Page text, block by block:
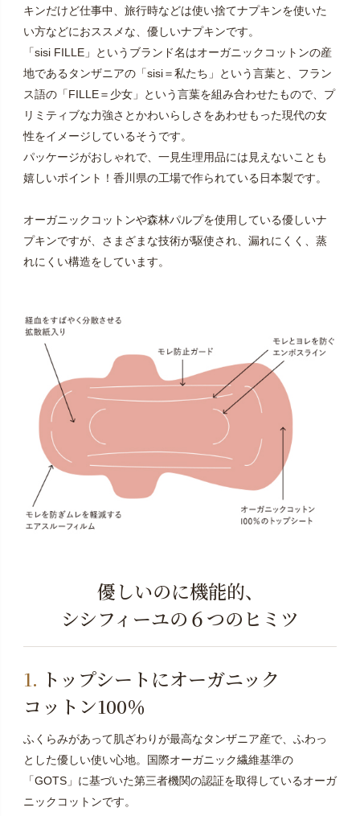
キンだけど仕事中、旅行時などは使い捨てナプキンを使いた
い方などにおススメな、優しいナプキンです。
「sisi FILLE」というブランド名はオーガニックコットンの産
地であるタンザニアの「sisi＝私たち」という言葉と、フラン
ス語の「FILLE＝少女」という言葉を組み合わせたもので、プ
リミティブな力強さとかわいらしさをあわせもった現代の女
性をイメージしているそうです。
パッケージがおしゃれで、一見生理用品には見えないことも
嬉しいポイント！香川県の工場で作られている日本製です。
オーガニックコットンや森林パルプを使用している優しいナ
プキンですが、さまざまな技術が駆使され、漏れにくく、蒸
れにくい構造をしています。
優しいのに機能的、
シシフィーユの６つのヒミツ
トップシートにオーガニック
コットン100％
ふくらみがあって肌ざわりが最高なタンザニア産で、ふわっ
とした優しい使い心地。国際オーガニック繊維基準の
「GOTS」に基づいた第三者機関の認証を取得しているオーガ
ニックコットンです。